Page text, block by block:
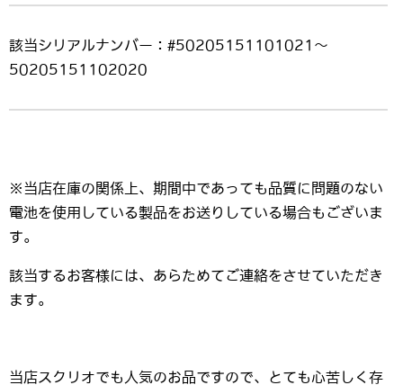
該当シリアルナンバー：#50205151101021～
50205151102020
※当店在庫の関係上、期間中であっても品質に問題のない
電池を使用している製品をお送りしている場合もございま
す。
該当するお客様には、あらためてご連絡をさせていただき
ます。
当店スクリオでも人気のお品ですので、とても心苦しく存